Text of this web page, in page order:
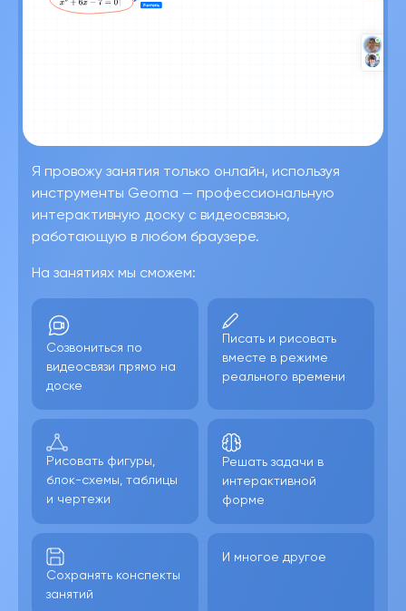
Я провожу занятия только онлайн, используя
инструменты Geoma — профессиональную
интерактивную доску с видеосвязью,
работающую в любом браузере.
На занятиях мы сможем:
Созвониться по
видеосвязи прямо на
доске
Писать и рисовать
вместе в режиме
реального времени
Рисовать фигуры,
блок-схемы, таблицы
и чертежи
Решать задачи в
интерактивной
форме
Сохранять конспекты
занятий
И многое другое